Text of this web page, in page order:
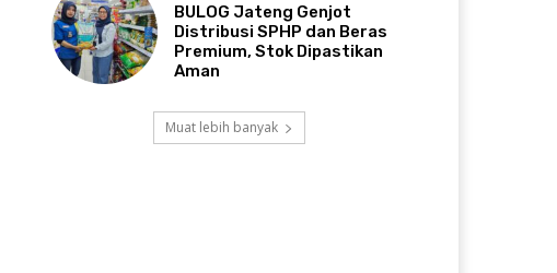
BULOG Jateng Genjot
Distribusi SPHP dan Beras
Premium, Stok Dipastikan
Aman
Muat lebih banyak